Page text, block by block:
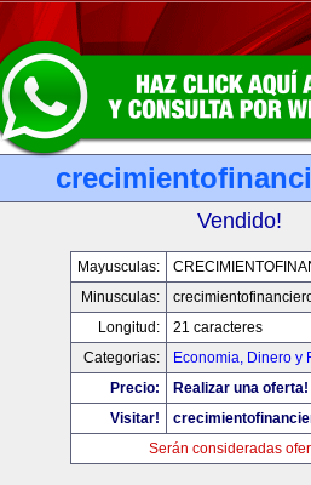
Vendido!
Mayusculas:
Minusculas:
Longitud:
21 caracteres
Categorias:
Economia, Dinero y
Precio:
Realizar una oferta!
Visitar!
Serán consideradas